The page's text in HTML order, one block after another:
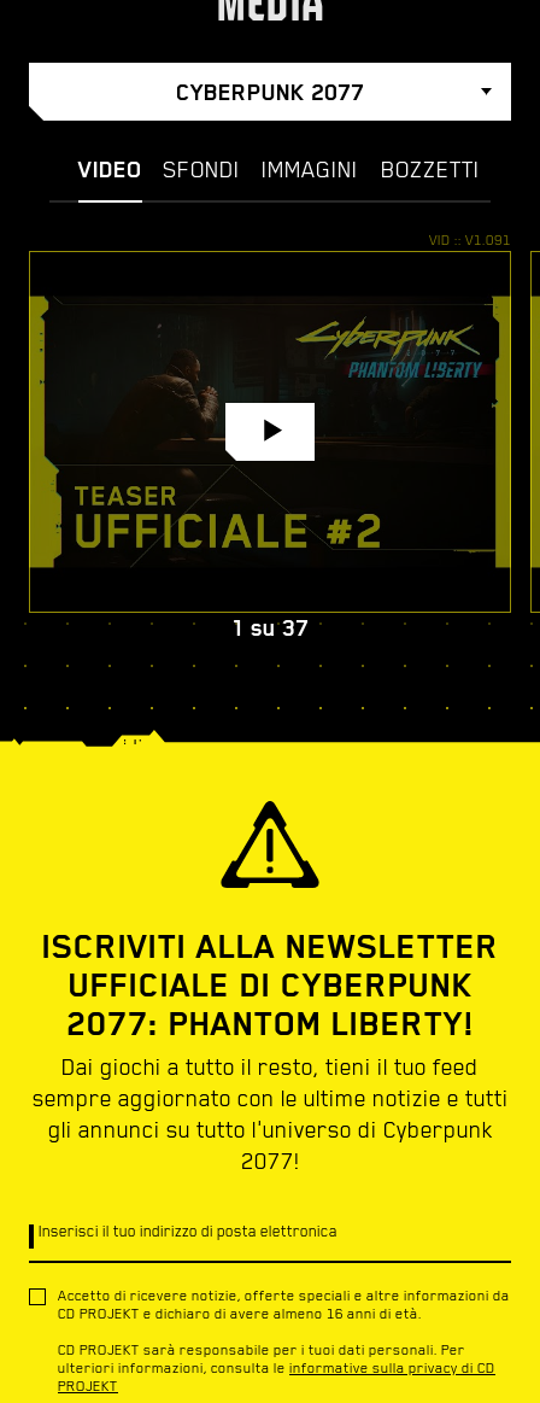
CYBERPUNK 2077
VIDEO SFONDI IMMAGINI BOZZETTI
1 su37
ISCRIVITI ALLA NEWSLETTER
UFFICIALE DI CYBERPUNK
2077: PHANTOM LIBERTY!
Dai giochi a tutto il resto, tieni il tuo feed
sempre aggiornato con le ultime notizie e tutti
gli annunci su tutto l'universo di Cyberpunk
2077!
Inserisci il tuo indirizzo di posta elettronica
Accetto di ricevere notizie, offerte speciali e altre informazioni da
CD PROJEKT e dichiaro di avere almeno 16 anni di età.
CD PROJEKT sarà responsabile per i tuoi dati personali. Per
ulteriori informazioni, consulta le informative sulla privacy di CD
PROJEKT